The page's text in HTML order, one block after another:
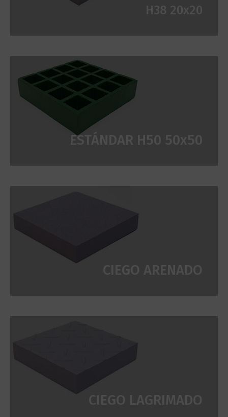
ESTÁNDAR H50 50x50